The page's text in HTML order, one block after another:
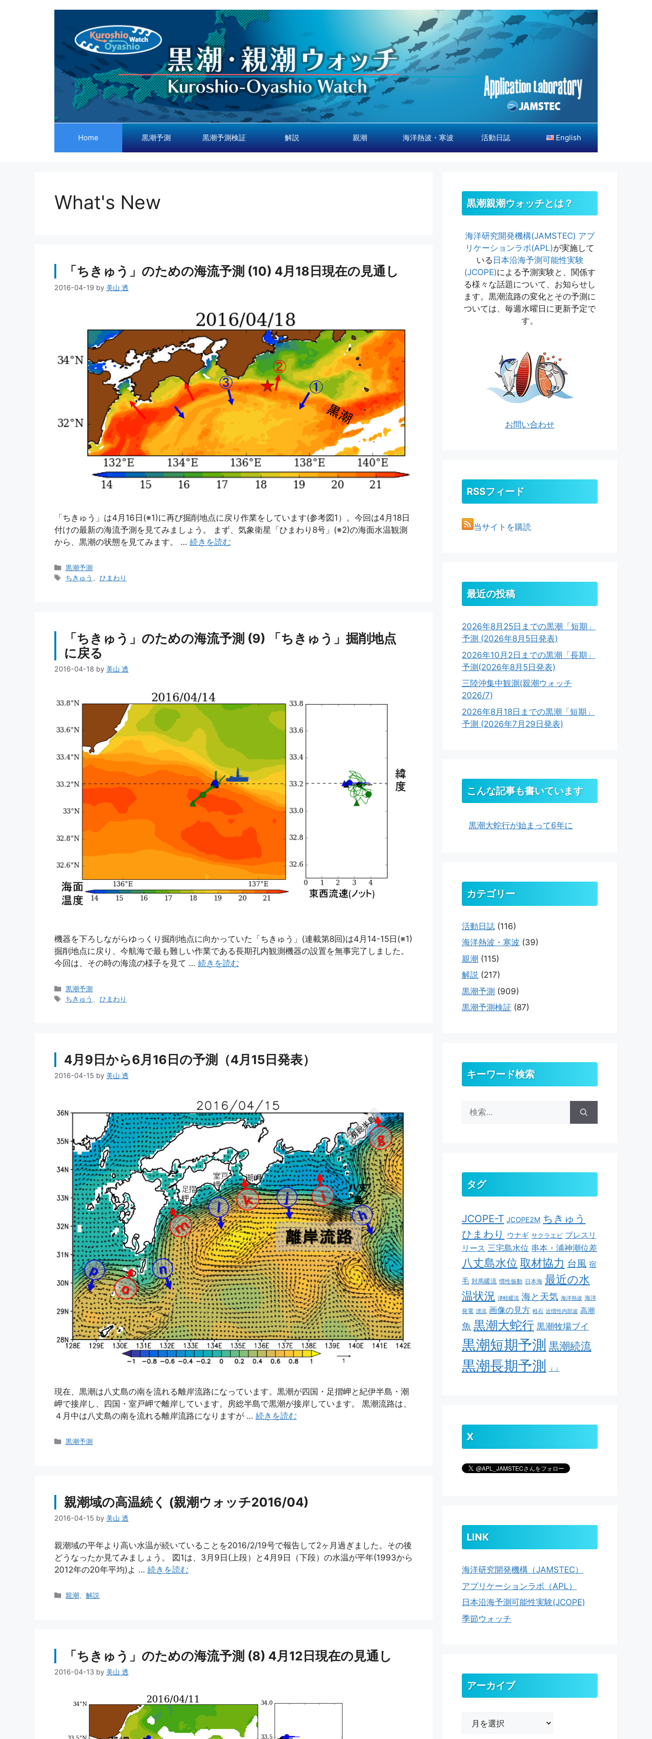
Home 黒潮予測 黒潮予測検証 解説 親潮 海洋熱波・寒波 活動日誌 English
What's New
「ちきゅう」のための海流予測 (10) 4月18日現在の見通し
2016-04-19 by 美山 透
「ちきゅう」は4月16日(※1)に再び掘削地点に戻り作業をしています(参考図1）。今回は4月18日
付けの最新の海流予測を見てみましょう。 まず、気象衛星「ひまわり8号」(※2)の海面水温観測
から、黒潮の状態を見てみます。 … 続きを読む
カ
テ
黒潮予測
タ
ちきゅう 、ひまわり
「ちきゅう」のための海流予測 (9) 「ちきゅう」掘削地点
に戻る
2016-04-18 by 美山 透
機器を下ろしながらゆっくり掘削地点に向かっていた「ちきゅう」(連載第8回)は4月14-15日(※1)
掘削地点に戻り、今航海で最も難しい作業である長期孔内観測機器の設置を無事完了しました。
今回は、その時の海流の様子を見て … 続きを読む
カ
テ
黒潮予測
タ
ちきゅう 、ひまわり
4月9日から6月16日の予測（4月15日発表）
2016-04-15 by 美山 透
現在、黒潮は八丈島の南を流れる離岸流路になっています。黒潮が四国・足摺岬と紀伊半島・潮
岬で接岸し、四国・室戸岬で離岸しています。房総半島で黒潮が接岸しています。 黒潮流路は、
４月中は八丈島の南を流れる離岸流路になりますが … 続きを読む
カ
黒潮予測
親潮域の高温続く (親潮ウォッチ2016/04)
2016-04-15 by 美山 透
親潮域の平年より高い水温が続いていることを2016/2/19号で報告して2ヶ月過ぎました。その後
どうなったか見てみましょう。 図1は、3月9日(上段）と4月9日（下段）の水温が平年(1993から
2012年の20年平均)よ … 続きを読む
カ
親潮 、解説
「ちきゅう」のための海流予測 (8) 4月12日現在の見通し
2016-04-13 by 美山 透
黒潮親潮ウォッチとは？
海洋研究開発機構(JAMSTEC) アプ
リケーションラボ(APL)が実施して
いる 日本沿海予測可能性実験
(JCOPE)による予測実験と、関係す
る様々な話題について、お知らせし
ます。黒潮流路の変化とその予測に
ついては、毎週水曜日に更新予定で
す。
お問い合わせ
RSSフィード
当サイトを購読
最近の投稿
2026年8月25日までの黒潮「短期」
予測 (2026年8月5日発表)
2026年10月2日までの黒潮「長期」
予測(2026年8月5日発表)
三陸沖集中観測(親潮ウォッチ
2026/7)
2026年8月18日までの黒潮「短期」
予測 (2026年7月29日発表)
こんな記事も書いています
黒潮大蛇行が始まって6年に
カテゴリー
活動日誌 (116)
海洋熱波・寒波 (39)
親潮 (115)
解説 (217)
黒潮予測 (909)
黒潮予測検証 (87)
キーワード検索
索:
タグ
JCOPE-T JCOPE2M ちきゅう
ひまわり
ウナギ サクラエビ プレスリ
リース 三宅島水位 串本・浦神潮位差
八丈島水位 取材協力 台風 宿
毛 対馬暖流 慣性振動 日本海 最近の水
温状況 津軽暖流 海と天気 海洋熱波 海洋
発電 漂流 画像の見方 軽石 近慣性内部波 高潮
魚 黒潮大蛇行 黒潮牧場ブイ
黒潮短期予測 黒潮続流
黒潮長期予測 ｊｊ
X
LINK
海洋研究開発機構（JAMSTEC）
アプリケーションラボ（APL）
日本沿海予測可能性実験(JCOPE)
季節ウォッチ
アーカイブ